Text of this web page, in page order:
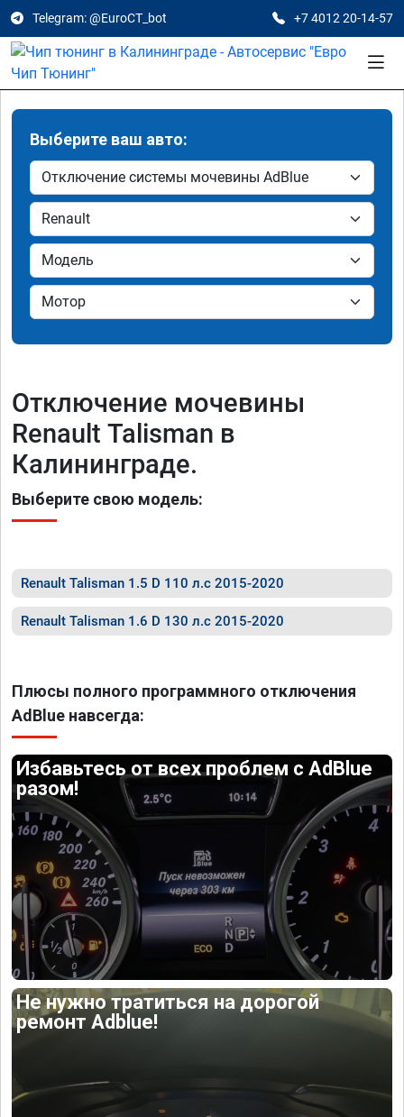
Telegram: @EuroCT_bot +7 4012 20-14-57
Выберите ваш авто:
Отключение мочевины
Renault Таlismаn в
Калининграде.
Выберите свою модель:
Renault Таlismаn 1.5 D 110 л.с 2015-2020
Renault Таlismаn 1.6 D 130 л.с 2015-2020
Плюсы полного программного отключения
AdBlue навсегда:
Избавьтесь от всех проблем с AdBlue
разом!
Не нужно тратиться на дорогой
ремонт Adblue!